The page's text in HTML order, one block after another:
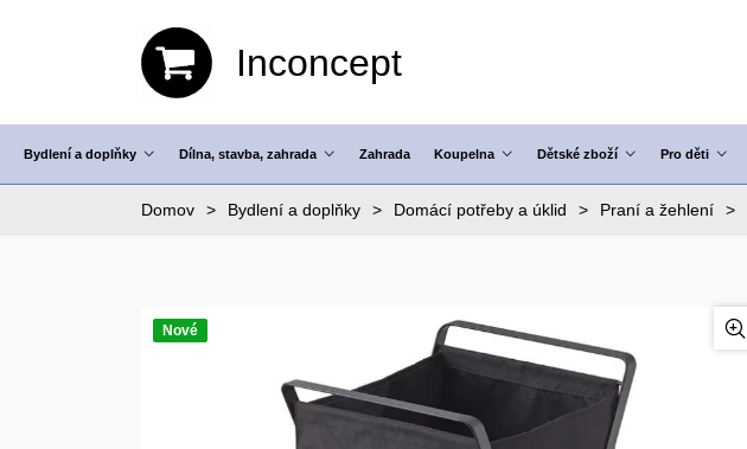
Inconcept
Bydlení a doplňky Dílna, stavba, zahrada Zahrada Koupelna Dětské zboží Pro děti
Domov Bydlení a doplňky Domácí potřeby a úklid Praní a žehlení
Nové